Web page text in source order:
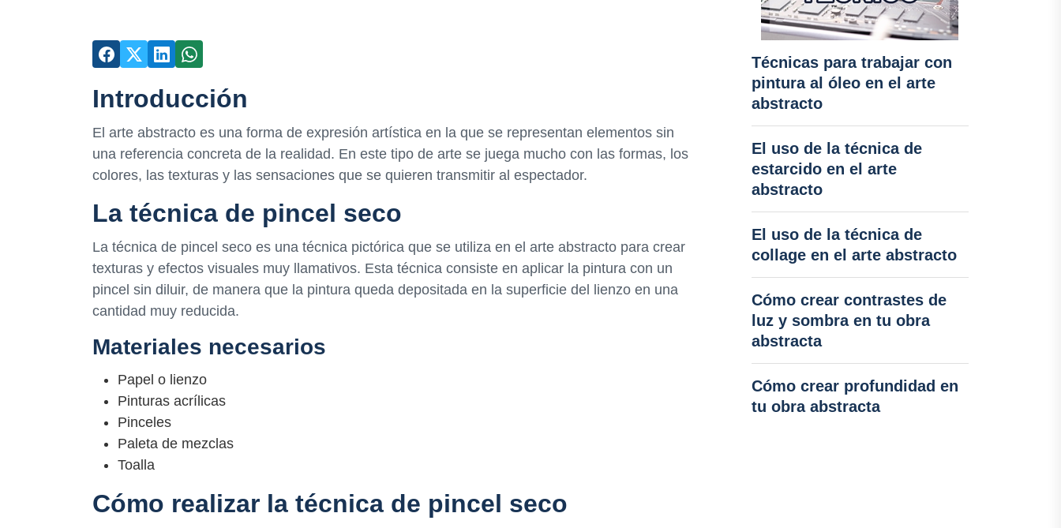
Introducción
El arte abstracto es una forma de expresión artística en la que se representan elementos sin
una referencia concreta de la realidad. En este tipo de arte se juega mucho con las formas, los
colores, las texturas y las sensaciones que se quieren transmitir al espectador.
La técnica de pincel seco
La técnica de pincel seco es una técnica pictórica que se utiliza en el arte abstracto para crear
texturas y efectos visuales muy llamativos. Esta técnica consiste en aplicar la pintura con un
pincel sin diluir, de manera que la pintura queda depositada en la superficie del lienzo en una
cantidad muy reducida.
Materiales necesarios
Papel o lienzo
Pinturas acrílicas
Pinceles
Paleta de mezclas
Toalla
Cómo realizar la técnica de pincel seco
Técnicas para trabajar con
pintura al óleo en el arte
abstracto
El uso de la técnica de
estarcido en el arte
abstracto
El uso de la técnica de
collage en el arte abstracto
Cómo crear contrastes de
luz y sombra en tu obra
abstracta
Cómo crear profundidad en
tu obra abstracta